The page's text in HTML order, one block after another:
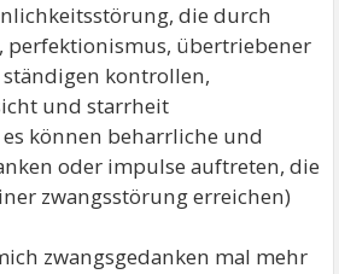
die durch
perfektionismus, übertriebener
kontrollen,
und starrheit
können beharrliche und
oder impulse auftreten, die
zwangsstörung erreichen)
zwangsgedanken mal mehr